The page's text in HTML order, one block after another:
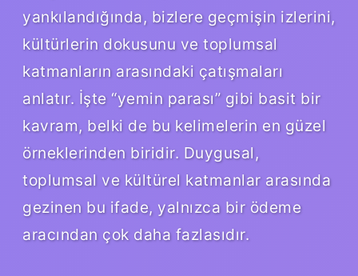
yankılandığında, bizlere geçmişin izlerini,
kültürlerin dokusunu ve toplumsal
katmanların arasındaki çatışmaları
anlatır. İşte “yemin parası” gibi basit bir
kavram, belki de bu kelimelerin en güzel
örneklerinden biridir. Duygusal,
toplumsal ve kültürel katmanlar arasında
gezinen bu ifade, yalnızca bir ödeme
aracından çok daha fazlasıdır.